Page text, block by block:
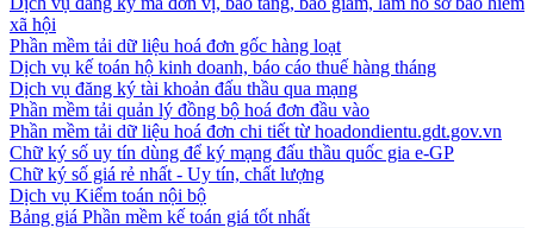
xã hội
Phần mềm tải dữ liệu hoá đơn gốc hàng loạt
Dịch vụ kế toán hộ kinh doanh, báo cáo thuế hàng tháng
Dịch vụ đăng ký tài khoản đấu thầu qua mạng
Phần mềm tải quản lý đồng bộ hoá đơn đầu vào
Phần mềm tải dữ liệu hoá đơn chi tiết từ hoadondientu.gdt.gov.vn
Chữ ký số uy tín dùng để ký mạng đấu thầu quốc gia e-GP
Chữ ký số giá rẻ nhất - Uy tín, chất lượng
Dịch vụ Kiểm toán nội bộ
Bảng giá Phần mềm kế toán giá tốt nhất